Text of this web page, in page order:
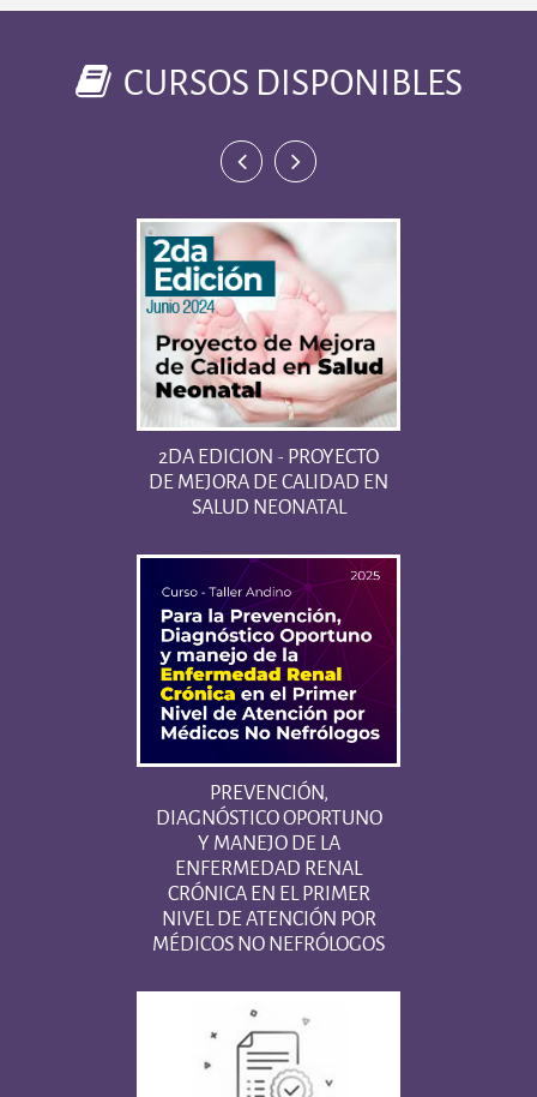
CURSOS DISPONIBLES
2DA EDICION - PROYECTO
DE MEJORA DE CALIDAD EN
SALUD NEONATAL
PREVENCIÓN,
DIAGNÓSTICO OPORTUNO
Y MANEJO DE LA
ENFERMEDAD RENAL
CRÓNICA EN EL PRIMER
NIVEL DE ATENCIÓN POR
MÉDICOS NO NEFRÓLOGOS